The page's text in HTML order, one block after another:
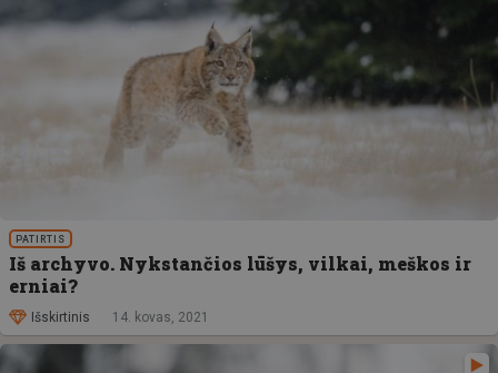
PATIRTIS
Iš archyvo. Nykstančios lūšys, vilkai, meškos ir
erniai?
Išskirtinis 14. kovas, 2021